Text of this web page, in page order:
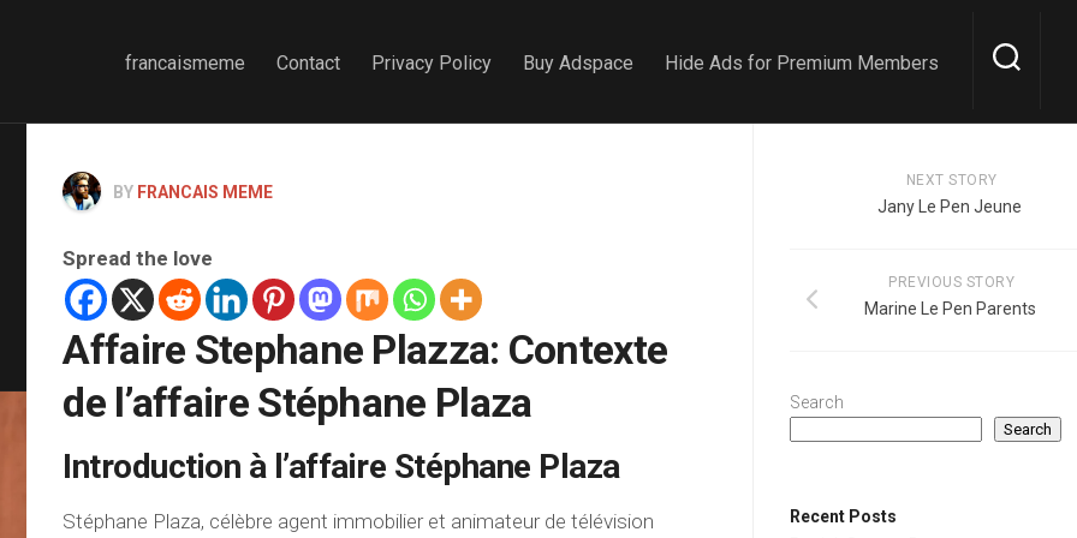
francaismeme Contact Privacy Policy Buy Adspace Hide Ads for Premium Members
BY FRANCAIS MEME
Spread the love
Affaire Stephane Plazza: Contexte
de l’affaire Stéphane Plaza
Introduction à l’affaire Stéphane Plaza
Stéphane Plaza, célèbre agent immobilier et animateur de télévision
NEXT STORY
Jany Le Pen Jeune
PREVIOUS STORY
Marine Le Pen Parents
Search
Search
Recent Posts